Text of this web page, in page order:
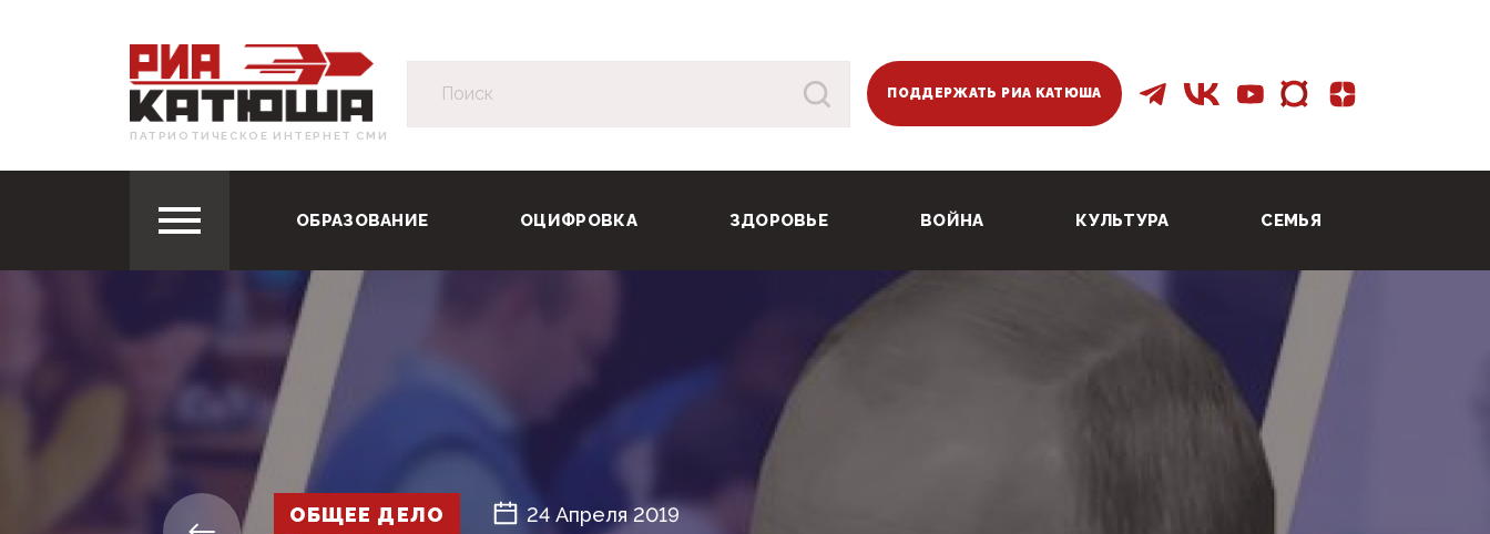
ПАТРИОТИЧЕСКОЕ ИНТЕРНЕТ СМИ
ПОДДЕРЖАТЬ РИА КАТЮША
ОБРАЗОВАНИЕ ОЦИФРОВКА ЗДОРОВЬЕ ВОЙНА КУЛЬТУРА СЕМЬЯ
ОБЩЕЕ ДЕЛО 24 Апреля 2019